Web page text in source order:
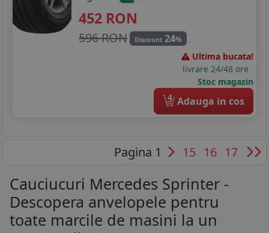
452 RON
596 RON Discount 24%
Ultima bucata!
livrare 24/48 ore
Stoc magazin
4 Adauga in cos
Pagina 1 15 16 17
Cauciucuri Mercedes Sprinter -
Descopera anvelopele pentru
toate marcile de masini la un